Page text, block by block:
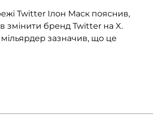
Twitter Ілон Маск пояснив,
змінити бренд Twitter на X.
зазначив, що це